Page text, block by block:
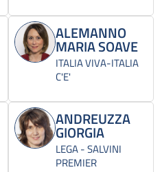
ALEMANNO
MARIA SOAVE
ITALIA VIVA-ITALIA
C'E'
ANDREUZZA
GIORGIA
LEGA - SALVINI
PREMIER